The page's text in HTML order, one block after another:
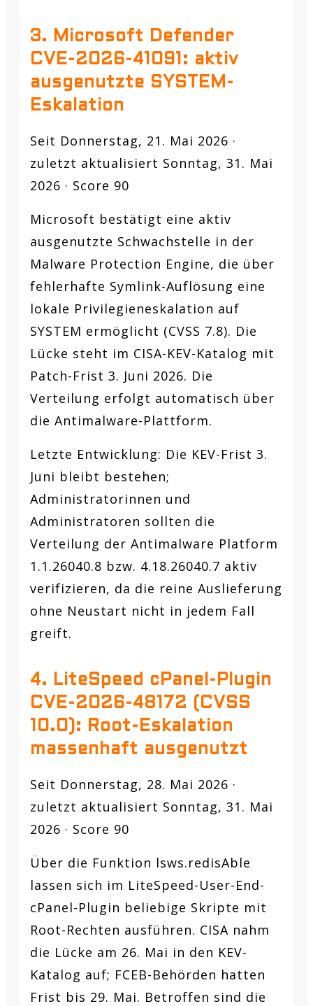
3. Microsoft Defender
CVE-2026-41091: aktiv
ausgenutzte SYSTEM-
Eskalation
Seit Donnerstag, 21. Mai 2026 ·
zuletzt aktualisiert Sonntag, 31. Mai
2026 · Score 90
Microsoft bestätigt eine aktiv
ausgenutzte Schwachstelle in der
Malware Protection Engine, die über
fehlerhafte Symlink-Auflösung eine
lokale Privilegieneskalation auf
SYSTEM ermöglicht (CVSS 7.8). Die
Lücke steht im CISA-KEV-Katalog mit
Patch-Frist 3. Juni 2026. Die
Verteilung erfolgt automatisch über
die Antimalware-Plattform.
Letzte Entwicklung: Die KEV-Frist 3.
Juni bleibt bestehen;
Administratorinnen und
Administratoren sollten die
Verteilung der Antimalware Platform
1.1.26040.8 bzw. 4.18.26040.7 aktiv
verifizieren, da die reine Auslieferung
ohne Neustart nicht in jedem Fall
greift.
4. LiteSpeed cPanel-Plugin
CVE-2026-48172 (CVSS
10.0): Root-Eskalation
massenhaft ausgenutzt
Seit Donnerstag, 28. Mai 2026 ·
zuletzt aktualisiert Sonntag, 31. Mai
2026 · Score 90
Über die Funktion lsws.redisAble
lassen sich im LiteSpeed-User-End-
cPanel-Plugin beliebige Skripte mit
Root-Rechten ausführen. CISA nahm
die Lücke am 26. Mai in den KEV-
Katalog auf; FCEB-Behörden hatten
Frist bis 29. Mai. Betroffen sind die